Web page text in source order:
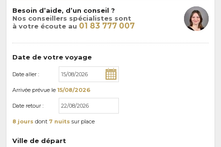
Besoin d’aide, d’un conseil ?
Nos conseillers spécialistes sont
à votre écoute au 01 83 777 007
Date de votre voyage
Date aller :
Arrivée prévue le 15/08/2026
Date retour :
8 jours dont 7 nuits sur place
Ville de départ